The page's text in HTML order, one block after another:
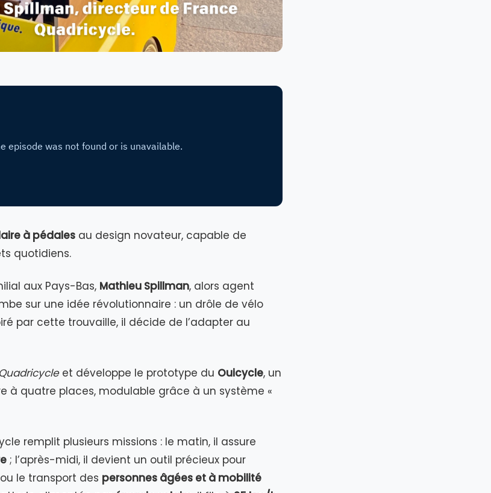
à pédales au design novateur, capable de
quotidiens.
aux Pays-Bas, Mathieu Spillman, alors agent
sur une idée révolutionnaire : un drôle de vélo
par cette trouvaille, il décide de l’adapter au
et développe le prototype du Ouicycle, un
à quatre places, modulable grâce à un système «
remplit plusieurs missions : le matin, il assure
; l’après-midi, il devient un outil précieux pour
ou le transport des personnes âgées et à mobilité